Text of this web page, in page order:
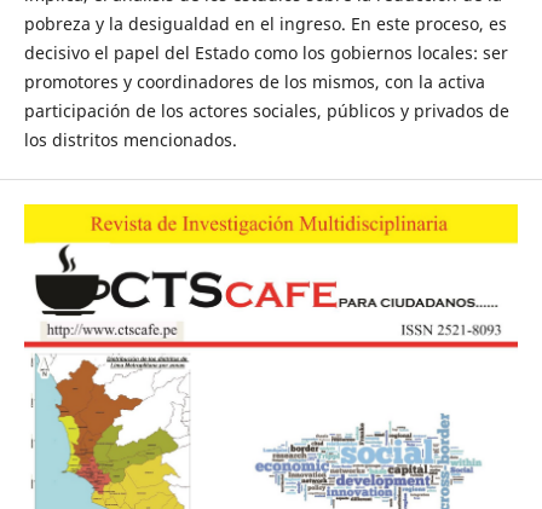
pobreza y la desigualdad en el ingreso. En este proceso, es
decisivo el papel del Estado como los gobiernos locales: ser
promotores y coordinadores de los mismos, con la activa
participación de los actores sociales, públicos y privados de
los distritos mencionados.